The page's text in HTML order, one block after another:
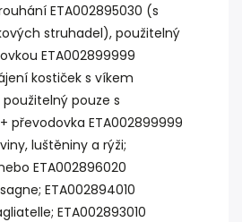
ETA002895030 (s
struhadel), použitelný
ETA002899999
kostiček s víkem
použitelný pouze s
převodovka ETA002899999
luštěniny a rýži;
ETA002896020
ETA002894010
ETA002893010